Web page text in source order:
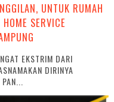
UNTUK RUMAH
SERVICE
EKSTRIM DARI
DIRINYA